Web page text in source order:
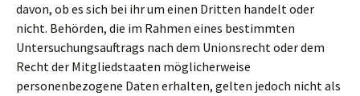
davon, ob es sich bei ihr um einen Dritten handelt oder
nicht. Behörden, die im Rahmen eines bestimmten
Untersuchungsauftrags nach dem Unionsrecht oder dem
Recht der Mitgliedstaaten möglicherweise
personenbezogene Daten erhalten, gelten jedoch nicht als